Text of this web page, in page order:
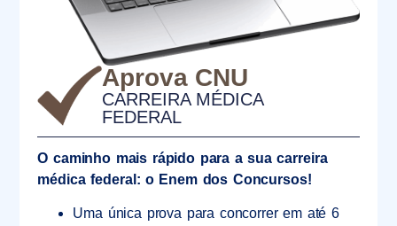
Aprova CNU
CARREIRA MÉDICA
FEDERAL
O caminho mais rápido para a sua carreira
médica federal: o Enem dos Concursos!
Uma única prova para concorrer em até 6